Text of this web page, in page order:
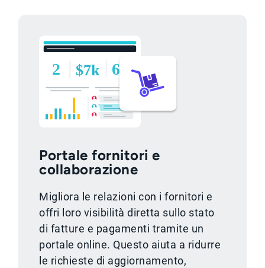
Portale fornitori e
collaborazione
Migliora le relazioni con i fornitori e
offri loro visibilità diretta sullo stato
di fatture e pagamenti tramite un
portale online. Questo aiuta a ridurre
le richieste di aggiornamento,